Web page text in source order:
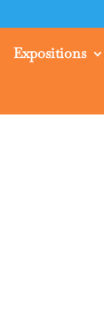
Expositions